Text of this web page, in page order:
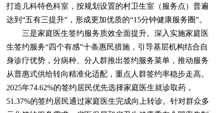
打造儿科特色科室，按规划设置的村卫生室（服务点）普遍
达到“五有三提升”，形成更加优质的“15分钟健康服务圈”。
三是家庭医生签约服务质效全面提升。深入实施家庭医
生签约服务“四个有感”十条惠民措施，引导基层机构结合自
身诊疗优势，分病种、分人群推出签约服务菜单，推动服务
从普惠式供给转向精准化适配，重点人群签约率稳步走高。
2025年74.62%的签约居民优先选择家庭医生就诊取药，
51.37%的签约居民通过家庭医生完成向上转诊。针对群众多